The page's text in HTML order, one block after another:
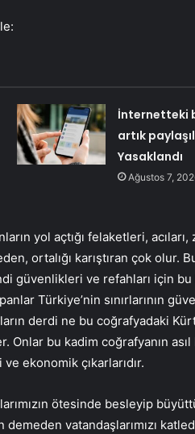
İnternetteki
artık
Yasaklandı
Ağustos 7,
yol açtığı felaketleri, acıları,
ortalığı karıştıran çok olur.
güvenlikleri ve refahları için
Türkiye’nin sınırlarının
derdi ne bu coğrafyadaki
bu kadim coğrafyanın asıl
ekonomik çıkarlarıdır.
ötesinde besleyip
vatandaşlarımızı